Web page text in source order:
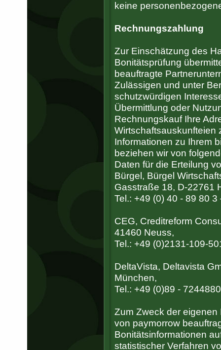
keine
Rechnungszahlung
Zur Einschätzung des
Bonitätsprüfung
beauftragte
Zulässigen und unter
schutzwürdigen
Übermittlung oder
Rechnungskauf Ihre
Wirtschaftsauskunfteien
Informationen zu Ihrem
beziehen wir von
Daten für die Erteilung
Bürgel, Bürgel
Gasstraße 18, D-22761
Tel.: +49 (0) 40 - 89 80
CEG, Creditreform
41460 Neuss,
Tel.: +49 (0)2131-109-
DeltaVista, Deltavista
München,
Tel.: +49 (0)89 -
Zum Zweck der
von paymorrow
Bonitätsinformationen
statistischer Verfahren